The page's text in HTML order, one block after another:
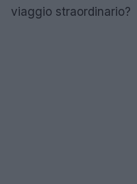
viaggio straordinario?